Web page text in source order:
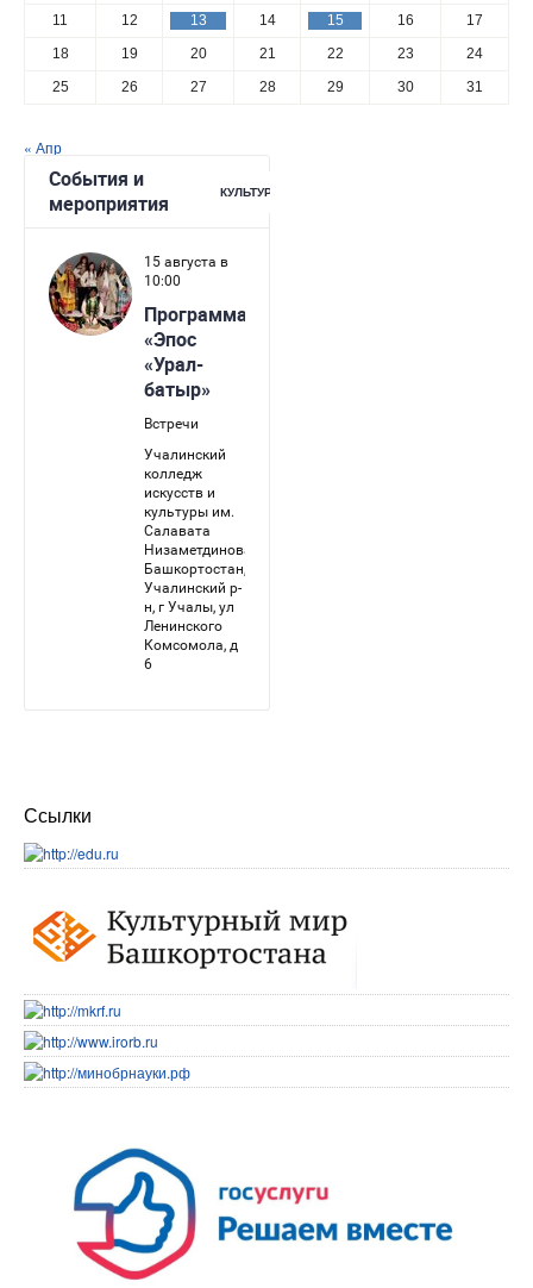
11 12 13 14 15 16
17
18
19 20 21 22 23
24
25
26 27 28 29 30 31
« Апр
Ссылки